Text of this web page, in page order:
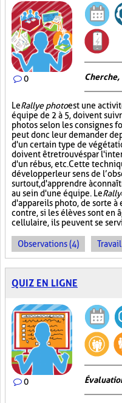
0
LeRallye photoest une
équipe de 2 à 5, doivent
photos selon les consignes
peut donc leur demander de
d'un certain type de
doivent être trouvés par
d'un rébus, etc. Cette
développer leur sens de
surtout, d'apprendre à
au sein d'une équipe. Le
d'appareils photo, de sorte à
contre, si les élèves sont en
cellulaire, ils peuvent se
Observations (4)
QUIZ EN LIGNE
0